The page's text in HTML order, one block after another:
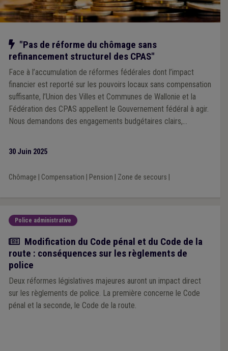
Notre action
"Pas de réforme du chômage sans
refinancement structurel des CPAS"
Face à l’accumulation de réformes fédérales dont l’impact
financier est reporté sur les pouvoirs locaux sans compensation
suffisante, l’Union des Villes et Communes de Wallonie et la
Fédération des CPAS appellent le Gouvernement fédéral à agir.
Nous demandons des engagements budgétaires clairs,
responsabilité partagée est la condition indispensable pour
et durable que notre société exige. L’Union des Villes et
disponible pour travailler avec le Gouvernement fédéral afin de
trouver des solutions concrètes, réalistes et équilibrées.
30 Juin 2025
Chômage Compensation Pension Zone de secours
Police administrative
Actualité
Modification du Code pénal et du Code de la
route : conséquences sur les règlements de
police
Deux réformes législatives majeures auront un impact direct
sur les règlements de police. La première concerne le Code
pénal et la seconde, le Code de la route.